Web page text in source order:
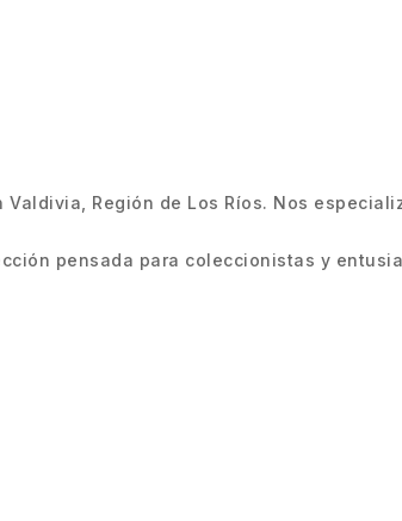
Región de Los Ríos. Nos
pensada para coleccionistas y